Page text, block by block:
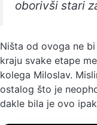
oborivši stari
Ništa od ovoga ne
kraju svake etape
kolega Miloslav.
ostalog što je
dakle bila je ovo